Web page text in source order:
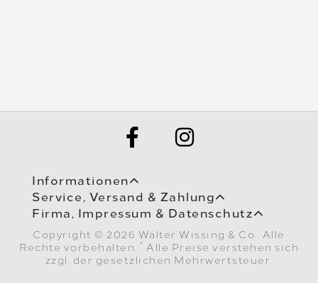
Informationen
Service, Versand & Zahlung
Firma, Impressum & Datenschutz
Copyright © 2026 Walter Wissing & Co.. Alle
Rechte vorbehalten.
* Alle Preise verstehen sich
zzgl. der gesetzlichen Mehrwertsteuer.